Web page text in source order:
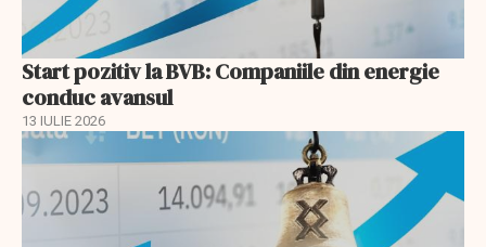
Start pozitiv la BVB: Companiile din energie
conduc avansul
13 IULIE 2026